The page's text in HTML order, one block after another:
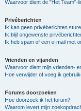
Waarvoor dient de "Het Team"-
Privéberichten
Ik kan geen privéberichten
Ik blijf ongewenste
Ik heb spam of een e-mail met
Vrienden en vijanden
Waarvoor dient mijn vrienden-
Hoe verwijder of voeg ik
Forums doorzoeken
Hoe doorzoek ik het forum?
Waarom levert mijn